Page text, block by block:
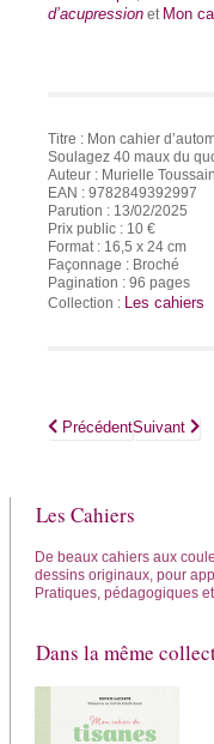
d’acupression et Mon
Titre : Mon cahier
Soulagez 40 maux du
Auteur : Murielle
EAN : 9782849392997
Parution : 13/02/2025
Prix public : 10 €
Format : 16,5 x 24 cm
Façonnage : Broché
Pagination : 96 pages
Collection : Les cahiers
Article précédent : Mon
PrécédentArticle
Suivant
Les Cahiers
De beaux cahiers aux
dessins originaux, pour
Pratiques, pédagogiques
Dans la même